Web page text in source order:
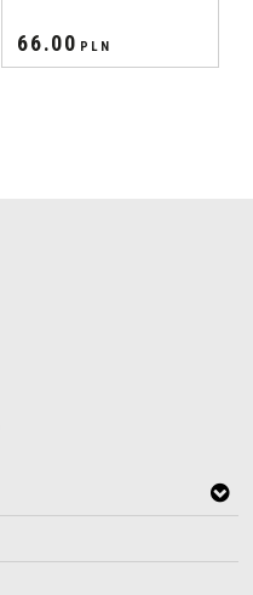
66.00 PLN